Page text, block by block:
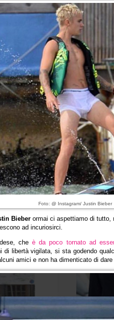
Foto: @ Instagram/ Justin Bieber
Bieberormai ci aspettiamo di tutto,
ad incuriosirci.
cheè da poco tornato ad
di libertà vigilata, si sta godendo
amici e non ha dimenticato di